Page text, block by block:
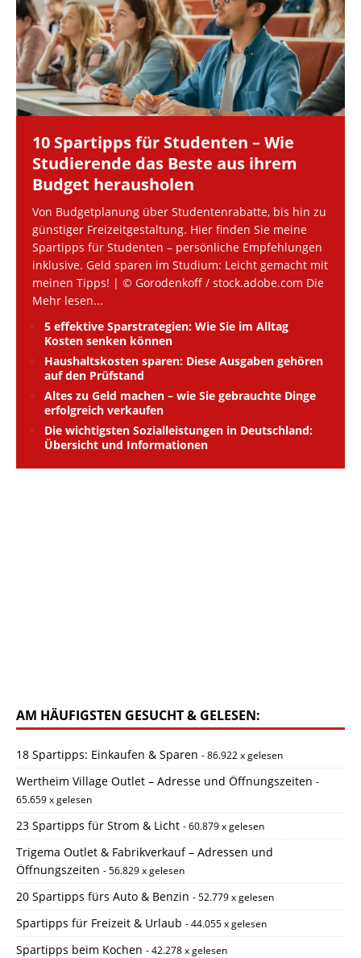
10 Spartipps für Studenten – Wie
Studierende das Beste aus ihrem
Budget herausholen
Von Budgetplanung über Studentenrabatte, bis hin zu
günstiger Freizeitgestaltung. Hier finden Sie meine
Spartipps für Studenten – persönliche Empfehlungen
inklusive. Geld sparen im Studium: Leicht gemacht mit
meinen Tipps! | © Gorodenkoff / stock.adobe.com Die
Mehr lesen...
5 effektive Sparstrategien: Wie Sie im Alltag
Kosten senken können
Haushaltskosten sparen: Diese Ausgaben gehören
auf den Prüfstand
Altes zu Geld machen – wie Sie gebrauchte Dinge
erfolgreich verkaufen
Die wichtigsten Sozialleistungen in Deutschland:
Übersicht und Informationen
AM HÄUFIGSTEN GESUCHT & GELESEN:
18 Spartipps: Einkaufen & Sparen - 86.922 x gelesen
Wertheim Village Outlet – Adresse und Öffnungszeiten -
65.659 x gelesen
23 Spartipps für Strom & Licht - 60.879 x gelesen
Trigema Outlet & Fabrikverkauf – Adressen und
Öffnungszeiten - 56.829 x gelesen
20 Spartipps fürs Auto & Benzin - 52.779 x gelesen
Spartipps für Freizeit & Urlaub - 44.055 x gelesen
Spartipps beim Kochen - 42.278 x gelesen